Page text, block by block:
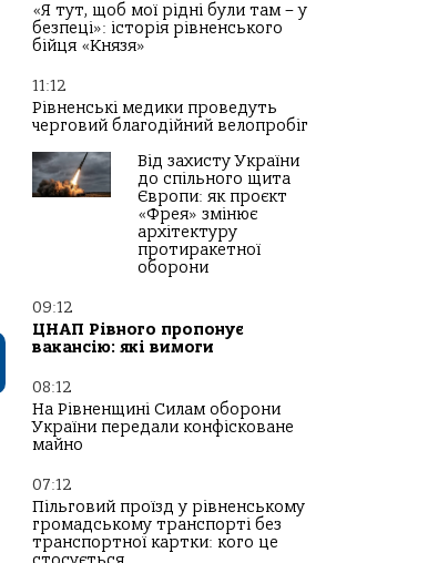
«Я тут, щоб мої рідні були там – у
безпеці»: історія рівненського
бійця «Князя»
11:12
Рівненські медики проведуть
черговий благодійний велопробіг
Від захисту України
до спільного щита
Європи: як проєкт
«Фрея» змінює
архітектуру
протиракетної
оборони
09:12
ЦНАП Рівного пропонує
вакансію: які вимоги
08:12
На Рівненщині Силам оборони
України передали конфісковане
майно
07:12
Пільговий проїзд у рівненському
громадському транспорті без
транспортної картки: кого це